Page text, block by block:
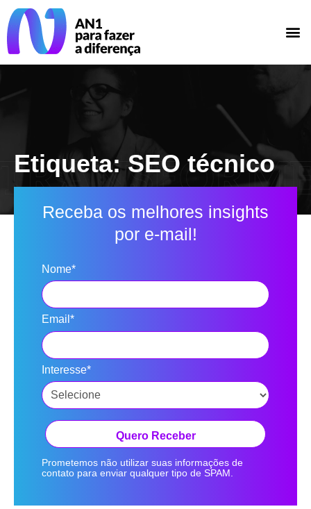
Etiqueta: SEO técnico
Receba os melhores insights
por e-mail!
Nome*
Email*
Interesse*
Quero Receber
Prometemos não utilizar suas informações de
contato para enviar qualquer tipo de SPAM.